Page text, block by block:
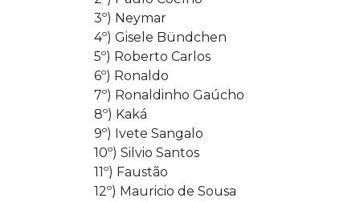
3º) Neymar
4º) Gisele Bündchen
5º) Roberto Carlos
6º) Ronaldo
7º) Ronaldinho Gaúcho
8º) Kaká
9º) Ivete Sangalo
10º) Silvio Santos
11º) Faustão
12º) Mauricio de Sousa